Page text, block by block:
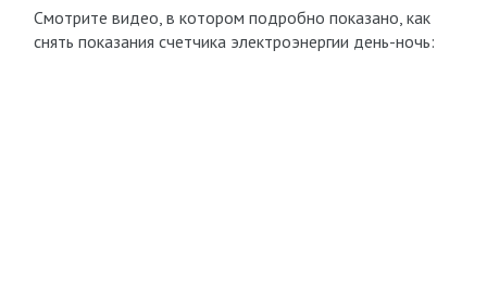
Смотрите видео, в котором подробно показано, как
снять показания счетчика электроэнергии день-ночь: